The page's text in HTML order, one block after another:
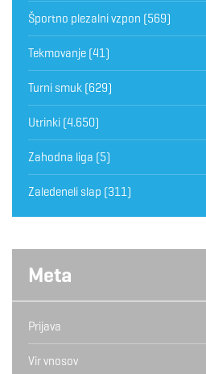
Športno plezalni vzpon (569)
Tekmovanje (41)
Turni smuk (629)
Utrinki (4.650)
Zahodna liga (5)
Zaledeneli slap (311)
Meta
Prijava
Vir vnosov